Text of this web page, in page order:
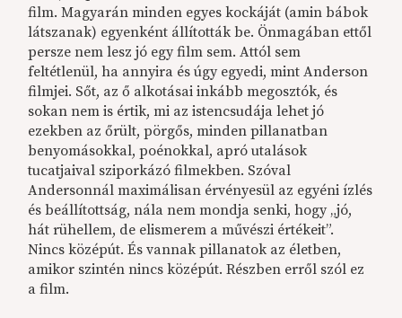
film. Magyarán minden egyes kockáját (amin bábok
látszanak) egyenként állították be. Önmagában ettől
persze nem lesz jó egy film sem. Attól sem
feltétlenül, ha annyira és úgy egyedi, mint Anderson
filmjei. Sőt, az ő alkotásai inkább megosztók, és
sokan nem is értik, mi az istencsudája lehet jó
ezekben az őrült, pörgős, minden pillanatban
benyomásokkal, poénokkal, apró utalások
tucatjaival sziporkázó filmekben. Szóval
Andersonnál maximálisan érvényesül az egyéni ízlés
és beállítottság, nála nem mondja senki, hogy „jó,
hát rühellem, de elismerem a művészi értékeit”.
Nincs középút. És vannak pillanatok az életben,
amikor szintén nincs középút. Részben erről szól ez
a film.